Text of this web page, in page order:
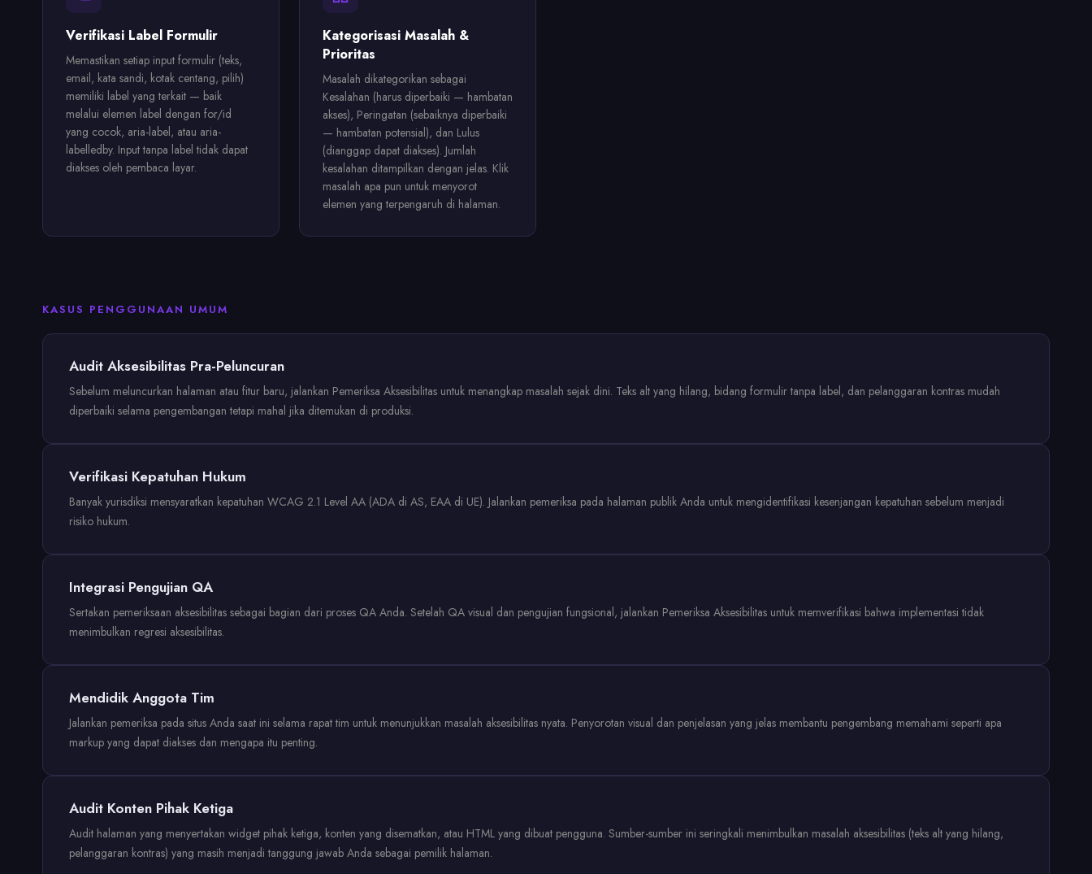
Verifikasi Label Formulir
Memastikan setiap input formulir (teks,
email, kata sandi, kotak centang, pilih)
memiliki label yang terkait — baik
melalui elemen label dengan for/id
yang cocok, aria-label, atau aria-
labelledby. Input tanpa label tidak dapat
diakses oleh pembaca layar.
Kategorisasi Masalah &
Prioritas
Masalah dikategorikan sebagai
Kesalahan (harus diperbaiki — hambatan
akses), Peringatan (sebaiknya diperbaiki
— hambatan potensial), dan Lulus
(dianggap dapat diakses). Jumlah
kesalahan ditampilkan dengan jelas. Klik
masalah apa pun untuk menyorot
elemen yang terpengaruh di halaman.
KASUS PENGGUNAAN UMUM
Audit Aksesibilitas Pra-Peluncuran
Sebelum meluncurkan halaman atau fitur baru, jalankan Pemeriksa Aksesibilitas untuk menangkap masalah sejak dini. Teks alt yang hilang, bidang formulir tanpa label, dan pelanggaran kontras mudah
diperbaiki selama pengembangan tetapi mahal jika ditemukan di produksi.
Verifikasi Kepatuhan Hukum
Banyak yurisdiksi mensyaratkan kepatuhan WCAG 2.1 Level AA (ADA di AS, EAA di UE). Jalankan pemeriksa pada halaman publik Anda untuk mengidentifikasi kesenjangan kepatuhan sebelum menjadi
risiko hukum.
Integrasi Pengujian QA
Sertakan pemeriksaan aksesibilitas sebagai bagian dari proses QA Anda. Setelah QA visual dan pengujian fungsional, jalankan Pemeriksa Aksesibilitas untuk memverifikasi bahwa implementasi tidak
menimbulkan regresi aksesibilitas.
Mendidik Anggota Tim
Jalankan pemeriksa pada situs Anda saat ini selama rapat tim untuk menunjukkan masalah aksesibilitas nyata. Penyorotan visual dan penjelasan yang jelas membantu pengembang memahami seperti apa
markup yang dapat diakses dan mengapa itu penting.
Audit Konten Pihak Ketiga
Audit halaman yang menyertakan widget pihak ketiga, konten yang disematkan, atau HTML yang dibuat pengguna. Sumber-sumber ini seringkali menimbulkan masalah aksesibilitas (teks alt yang hilang,
pelanggaran kontras) yang masih menjadi tanggung jawab Anda sebagai pemilik halaman.